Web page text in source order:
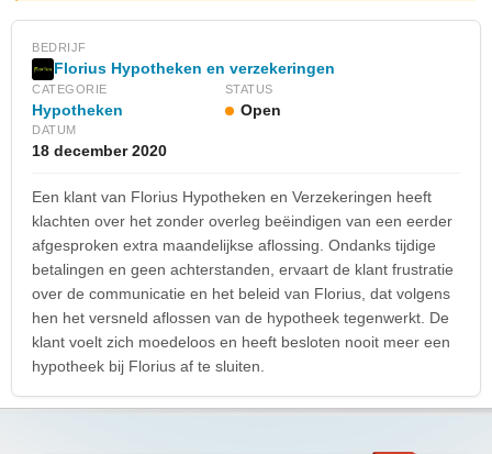
BEDRIJF
Florius Hypotheken en verzekeringen
CATEGORIE
Hypotheken
STATUS
Open
DATUM
18 december 2020
Een klant van Florius Hypotheken en Verzekeringen heeft
klachten over het zonder overleg beëindigen van een eerder
afgesproken extra maandelijkse aflossing. Ondanks tijdige
betalingen en geen achterstanden, ervaart de klant frustratie
over de communicatie en het beleid van Florius, dat volgens
hen het versneld aflossen van de hypotheek tegenwerkt. De
klant voelt zich moedeloos en heeft besloten nooit meer een
hypotheek bij Florius af te sluiten.